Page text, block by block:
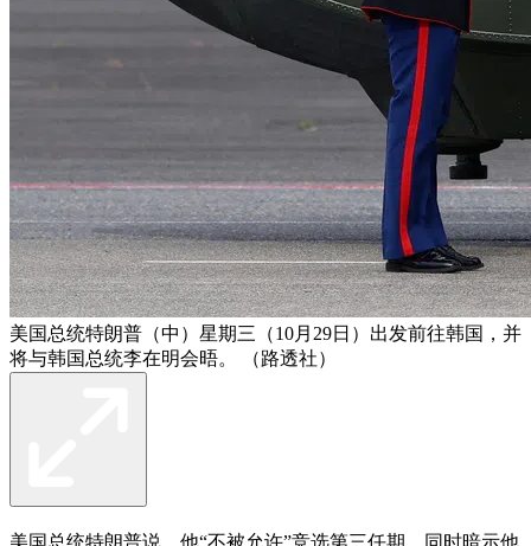
美国总统特朗普（中）星期三（10月29日）出发前往韩国，并
将与韩国总统李在明会晤。 （路透社）
美国总统特朗普说，他“不被允许”竞选第三任期，同时暗示他